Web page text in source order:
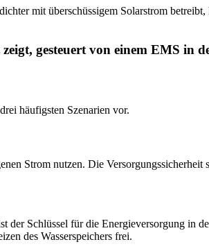
mit überschüssigem Solarstrom
gesteuert von einem EMS in
häufigsten Szenarien vor.
Strom nutzen. Die Versorgungssicherheit
der Schlüssel für die Energieversorgung in
des Wasserspeichers frei.